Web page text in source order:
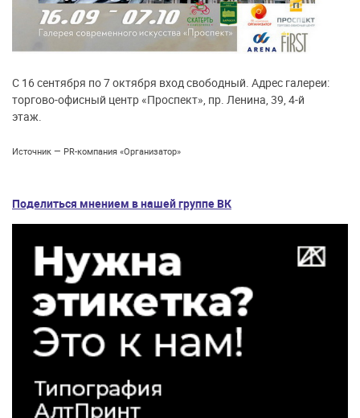
С 16 сентября по 7 октября вход свободный. Адрес галереи:
торгово-офисный центр «Проспект», пр. Ленина, 39, 4-й
этаж.
Источник — PR-компания «Организатор»
Поделиться мнением в нашей группе ВК